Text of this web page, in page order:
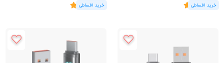
(1رای)
5
(2 رای)
5